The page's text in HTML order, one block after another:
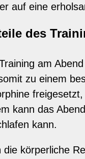
auf eine
des
am
zu einem
kann das
kann.
die körperliche